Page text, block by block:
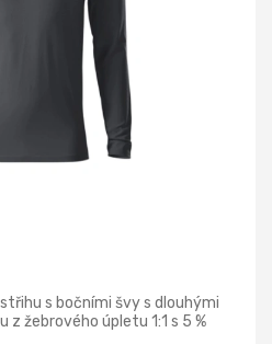
s bočními švy s dlouhými
z žebrového úpletu 1:1 s 5 %